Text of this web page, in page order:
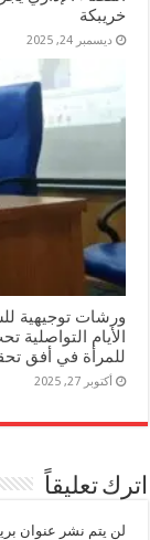
خريبكة
ديسمبر 24, 2025
ورشات توجيهية
الأيام
للمرأة في أفق
أكتوبر 27, 2025
اترك تعليقاً
لن يتم نشر عنوان